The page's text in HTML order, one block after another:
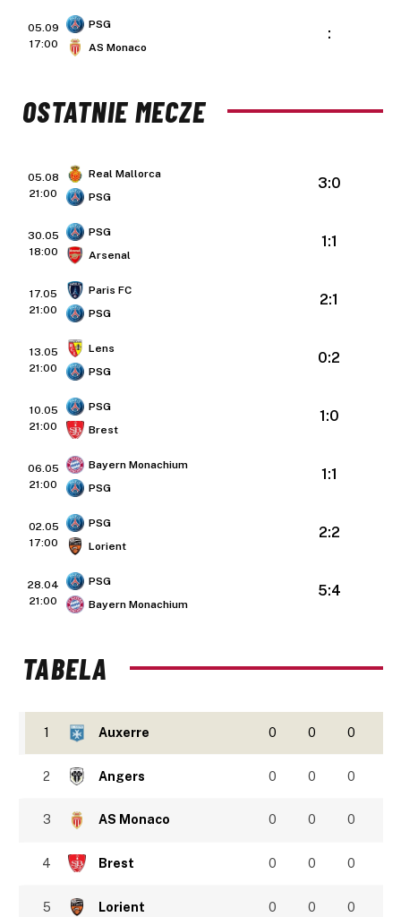
05.09
17:00
PSG
AS Monaco
:
OSTATNIE MECZE
05.08
21:00
Real Mallorca
PSG
3:0
30.05
18:00
PSG
Arsenal
1:1
17.05
21:00
Paris FC
PSG
2:1
13.05
21:00
Lens
PSG
0:2
10.05
21:00
PSG
Brest
1:0
06.05
21:00
Bayern Monachium
PSG
1:1
02.05
17:00
PSG
Lorient
2:2
28.04
21:00
PSG
Bayern Monachium
5:4
TABELA
1 Auxerre 0 0 0
2 Angers 0 0 0
3 AS Monaco 0 0 0
4 Brest 0 0 0
5 Lorient 0 0 0